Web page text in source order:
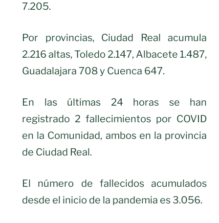
7.205.
Por provincias, Ciudad Real acumula
2.216 altas, Toledo 2.147, Albacete 1.487,
Guadalajara 708 y Cuenca 647.
En las últimas 24 horas se han
registrado 2 fallecimientos por COVID
en la Comunidad, ambos en la provincia
de Ciudad Real.
El número de fallecidos acumulados
desde el inicio de la pandemia es 3.056.